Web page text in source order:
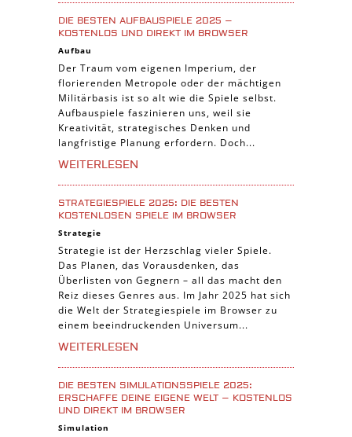
DIE BESTEN AUFBAUSPIELE 2025 –
KOSTENLOS UND DIREKT IM BROWSER
Aufbau
Der Traum vom eigenen Imperium, der
florierenden Metropole oder der mächtigen
Militärbasis ist so alt wie die Spiele selbst.
Aufbauspiele faszinieren uns, weil sie
Kreativität, strategisches Denken und
langfristige Planung erfordern. Doch...
WEITERLESEN
STRATEGIESPIELE 2025: DIE BESTEN
KOSTENLOSEN SPIELE IM BROWSER
Strategie
Strategie ist der Herzschlag vieler Spiele.
Das Planen, das Vorausdenken, das
Überlisten von Gegnern – all das macht den
Reiz dieses Genres aus. Im Jahr 2025 hat sich
die Welt der Strategiespiele im Browser zu
einem beeindruckenden Universum...
WEITERLESEN
DIE BESTEN SIMULATIONSSPIELE 2025:
ERSCHAFFE DEINE EIGENE WELT – KOSTENLOS
UND DIREKT IM BROWSER
Simulation